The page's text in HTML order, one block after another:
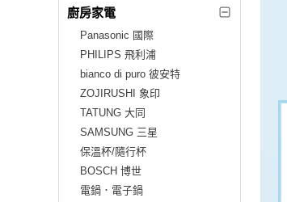
廚房家電
Panasonic 國際
PHILIPS 飛利浦
bianco di puro 彼安特
ZOJIRUSHI 象印
TATUNG 大同
SAMSUNG 三星
保溫杯/隨行杯
BOSCH 博世
電鍋．電子鍋